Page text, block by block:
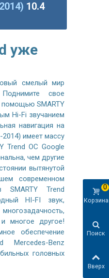
10.4
уже
смелый мир
свое
помощью SMARTY
Hi-Fi звучанием
навигация на
имеет массу
Trend ОС Google
чем другие
вытянутой
современном
Trend
HI-FI звук,
многое другое!
обеспечение
Mercedes-Benz
головных
Корзина
0
Поиск
Вверх